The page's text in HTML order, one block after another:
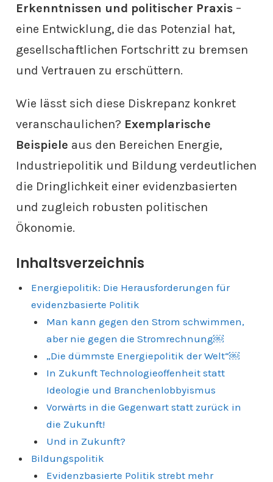
Erkenntnissen und politischer Praxis–
eine Entwicklung, die das Potenzial hat,
gesellschaftlichen Fortschritt zu bremsen
und Vertrauen zu erschüttern.
Wie lässt sich diese Diskrepanz konkret
veranschaulichen? Exemplarische
Beispiele aus den Bereichen Energie,
Industriepolitik und Bildung verdeutlichen
die Dringlichkeit einer evidenzbasierten
und zugleich robusten politischen
Ökonomie.
Inhaltsverzeichnis
Energiepolitik: Die Herausforderungen für
evidenzbasierte Politik
Man kann gegen den Strom schwimmen,
aber nie gegen die Stromrechnung￼
„Die dümmste Energiepolitik der Welt“￼
In Zukunft Technologieoffenheit statt
Ideologie und Branchenlobbyismus
Vorwärts in die Gegenwart statt zurück in
die Zukunft!
Und in Zukunft?
Bildungspolitik
Evidenzbasierte Politik strebt mehr